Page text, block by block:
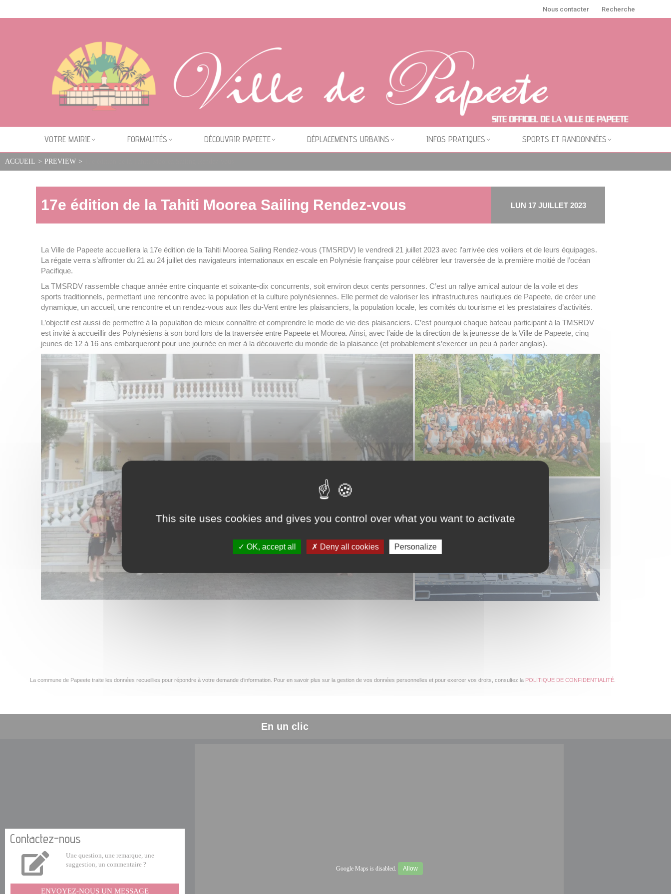
Nous contacter Recherche
VOTRE MAIRIE FORMALITÉS DÉCOUVRIR PAPEETE DÉPLACEMENTS URBAINS INFOS PRATIQUES SPORTS ET RANDONNÉES
ACCUEIL > PREVIEW >
17e édition de la Tahiti Moorea Sailing Rendez-vous LUN 17 JUILLET 2023
La Ville de Papeete accueillera la 17e édition de la Tahiti Moorea Sailing Rendez-vous (TMSRDV) le vendredi 21 juillet 2023 avec l’arrivée des voiliers et de leurs équipages.
La régate verra s’affronter du 21 au 24 juillet des navigateurs internationaux en escale en Polynésie française pour célébrer leur traversée de la première moitié de l’océan
Pacifique.
La TMSRDV rassemble chaque année entre cinquante et soixante-dix concurrents, soit environ deux cents personnes. C’est un rallye amical autour de la voile et des
sports traditionnels, permettant une rencontre avec la population et la culture polynésiennes. Elle permet de valoriser les infrastructures nautiques de Papeete, de créer une
dynamique, un accueil, une rencontre et un rendez-vous aux Iles du-Vent entre les plaisanciers, la population locale, les comités du tourisme et les prestataires d’activités.
L’objectif est aussi de permettre à la population de mieux connaître et comprendre le mode de vie des plaisanciers. C’est pourquoi chaque bateau participant à la TMSRDV
est invité à accueillir des Polynésiens à son bord lors de la traversée entre Papeete et Moorea. Ainsi, avec l’aide de la direction de la jeunesse de la Ville de Papeete, cinq
jeunes de 12 à 16 ans embarqueront pour une journée en mer à la découverte du monde de la plaisance (et probablement s’exercer un peu à parler anglais).
La commune de Papeete traite les données recueillies pour répondre à votre demande d’information. Pour en savoir plus sur la gestion de vos données personnelles et pour exercer vos droits, consultez la POLITIQUE DE CONFIDENTIALITÉ
En un clic
Contactez-nous
Une question, une remarque, une
suggestion, un commentaire ?
ENVOYEZ-NOUS UN MESSAGE
Google Maps is disabled. Allow
This site uses cookies and gives you control over what you want to activate
OK, accept all Deny all cookies Personalize